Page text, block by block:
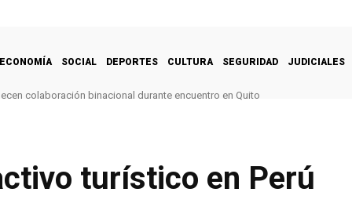
ECONOMÍA SOCIAL DEPORTES CULTURA SEGURIDAD JUDICIALES
restablecen relaciones consulares
colaboración binacional durante encuentro en Quito
turístico en Perú